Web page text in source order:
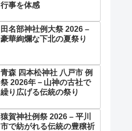
行事を体感
田名部神社例大祭 2026 –
豪華絢爛な下北の夏祭り
青森 四本松神社 八戸市 例
祭 2026年－山神の古社で
繰り広げる伝統の祭り
猿賀神社例祭 2026 – 平川
市で紡がれる伝統の豊穣祈